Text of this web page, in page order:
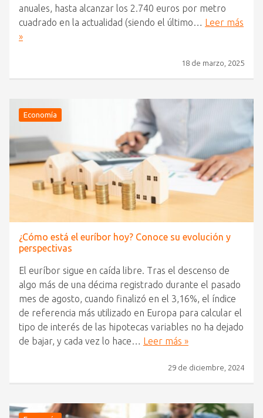
anuales, hasta alcanzar los 2.740 euros por metro
cuadrado en la actualidad (siendo el último… Leer más
»
18 de marzo, 2025
Economía
¿Cómo está el euríbor hoy? Conoce su evolución y
perspectivas
El euríbor sigue en caída libre. Tras el descenso de
algo más de una décima registrado durante el pasado
mes de agosto, cuando finalizó en el 3,16%, el índice
de referencia más utilizado en Europa para calcular el
tipo de interés de las hipotecas variables no ha dejado
de bajar, y cada vez lo hace… Leer más »
29 de diciembre, 2024